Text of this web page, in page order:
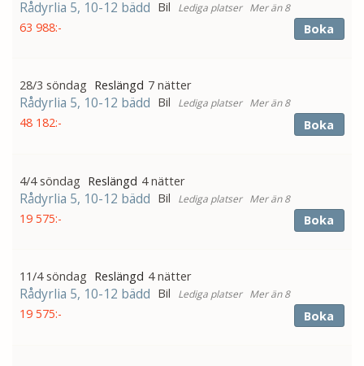
Rådyrlia 5, 10-12 bädd Bil Mer än 8
63 988:- Boka
28/3 söndag 7 nätter
Rådyrlia 5, 10-12 bädd Bil Mer än 8
48 182:- Boka
4/4 söndag 4 nätter
Rådyrlia 5, 10-12 bädd Bil Mer än 8
19 575:- Boka
11/4 söndag 4 nätter
Rådyrlia 5, 10-12 bädd Bil Mer än 8
19 575:- Boka